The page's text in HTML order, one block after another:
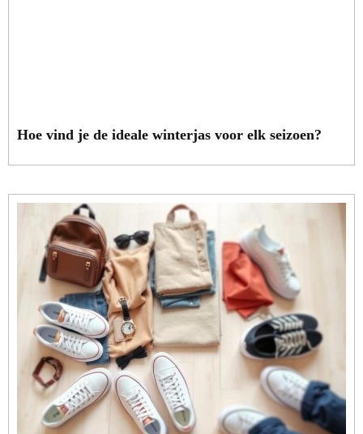
Hoe vind je de ideale winterjas voor elk seizoen?